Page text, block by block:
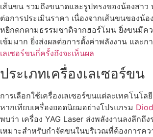
เส้นขน รวมถึงขนาดและรูปทรงของน้องสาว
ต่อการประเมินราคา เนื่องจากเส้นขนของน้
หยิกดกตามธรรมชาติจากฮอร์โมน ยิ่งขนมีค
เข้มมาก ยิ่งส่งผลต่อการตั้งค่าพลังงาน และก
เลเซอร์ขนกี่ครั้งถึงจะเห็นผล
ประเภทเครื่องเลเซอร์ขน
การเลือกใช้เครื่องเลเซอร์ขนแต่ละเทคโนโ
หากเทียบเครื่องยอดนิยมอย่างโปรแกรม
พบว่า เครื่อง YAG Laser ส่งพลังงานลงลึกถึ
เหมาะสำหรับกำจัดขนในบริเวณที่ต้องการคว